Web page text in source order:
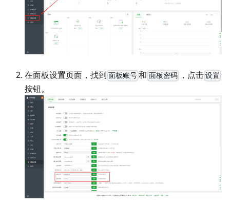
在面板设置页面，找到 面板账号 和 面板密码，点击 设置
按钮。